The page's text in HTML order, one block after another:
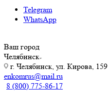
Telegram
WhatsApp
Ваш город
Челябинск
г. Челябинск, ул. Кирова, 159
enkomrus@mail.ru
8 (800) 775-86-17